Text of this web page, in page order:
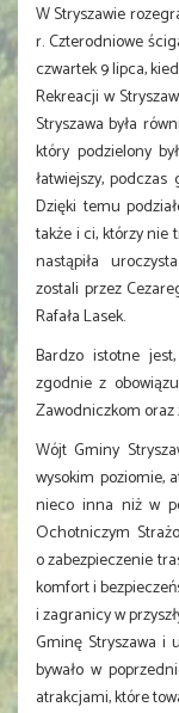
W Stryszawie
r. Czterodniowe
czwartek 9 lipca,
Rekreacji w
Stryszawa była
który podzielony
łatwiejszy,
Dzięki temu
także i ci, którzy nie
nastąpiła
zostali przez
Rafała Lasek.
Bardzo istotne
zgodnie z
Zawodniczkom
Wójt Gminy
wysokim poziomie,
nieco inna niż w
Ochotniczym
o zabezpieczenie
komfort i
i zagranicy w
Gminę Stryszawa i
bywało w
atrakcjami, które